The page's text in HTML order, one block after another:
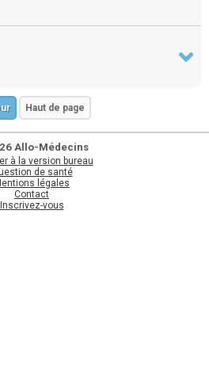
Haut de page
Allo-Médecins
à la version bureau
de santé
légales
Contact
Inscrivez-vous